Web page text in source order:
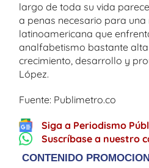
largo de toda su vida
a penas necesario para
latinoamericana que
analfabetismo bastante
crecimiento, desarrollo y
López.
Fuente: Publimetro.co
Siga a Periodismo
Suscríbase a nuestro